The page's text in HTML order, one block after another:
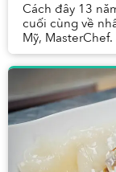
Cách đây 13
cuối cùng về
Mỹ,
cứu sinh cao